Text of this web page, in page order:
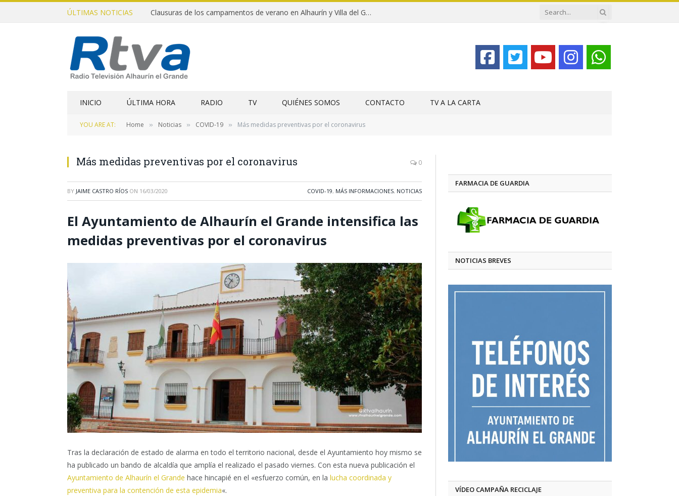
ÚLTIMAS NOTICIAS Clausuras de los campamentos de verano en Alhaurín y Villa del Guadalhorce 2026
INICIO ÚLTIMA HORA RADIO TV QUIÉNES SOMOS CONTACTO TV A LA CARTA
YOU ARE AT: Home » Noticias » COVID-19 » Más medidas preventivas por el coronavirus
Más medidas preventivas por el coronavirus 0
BY JAIME CASTRO RÍOS ON 16/03/2020 COVID-19, MÁS INFORMACIONES, NOTICIAS
El Ayuntamiento de Alhaurín el Grande intensifica las
medidas preventivas por el coronavirus
Tras la declaración de estado de alarma en todo el territorio nacional, desde el Ayuntamiento hoy mismo se
ha publicado un bando de alcaldía que amplía el realizado el pasado viernes. Con esta nueva publicación el
Ayuntamiento de Alhaurín el Grande hace hincapié en el «esfuerzo común, en la lucha coordinada y
preventiva para la contención de esta epidemia«.
FARMACIA DE GUARDIA
NOTICIAS BREVES
VÍDEO CAMPAÑA RECICLAJE